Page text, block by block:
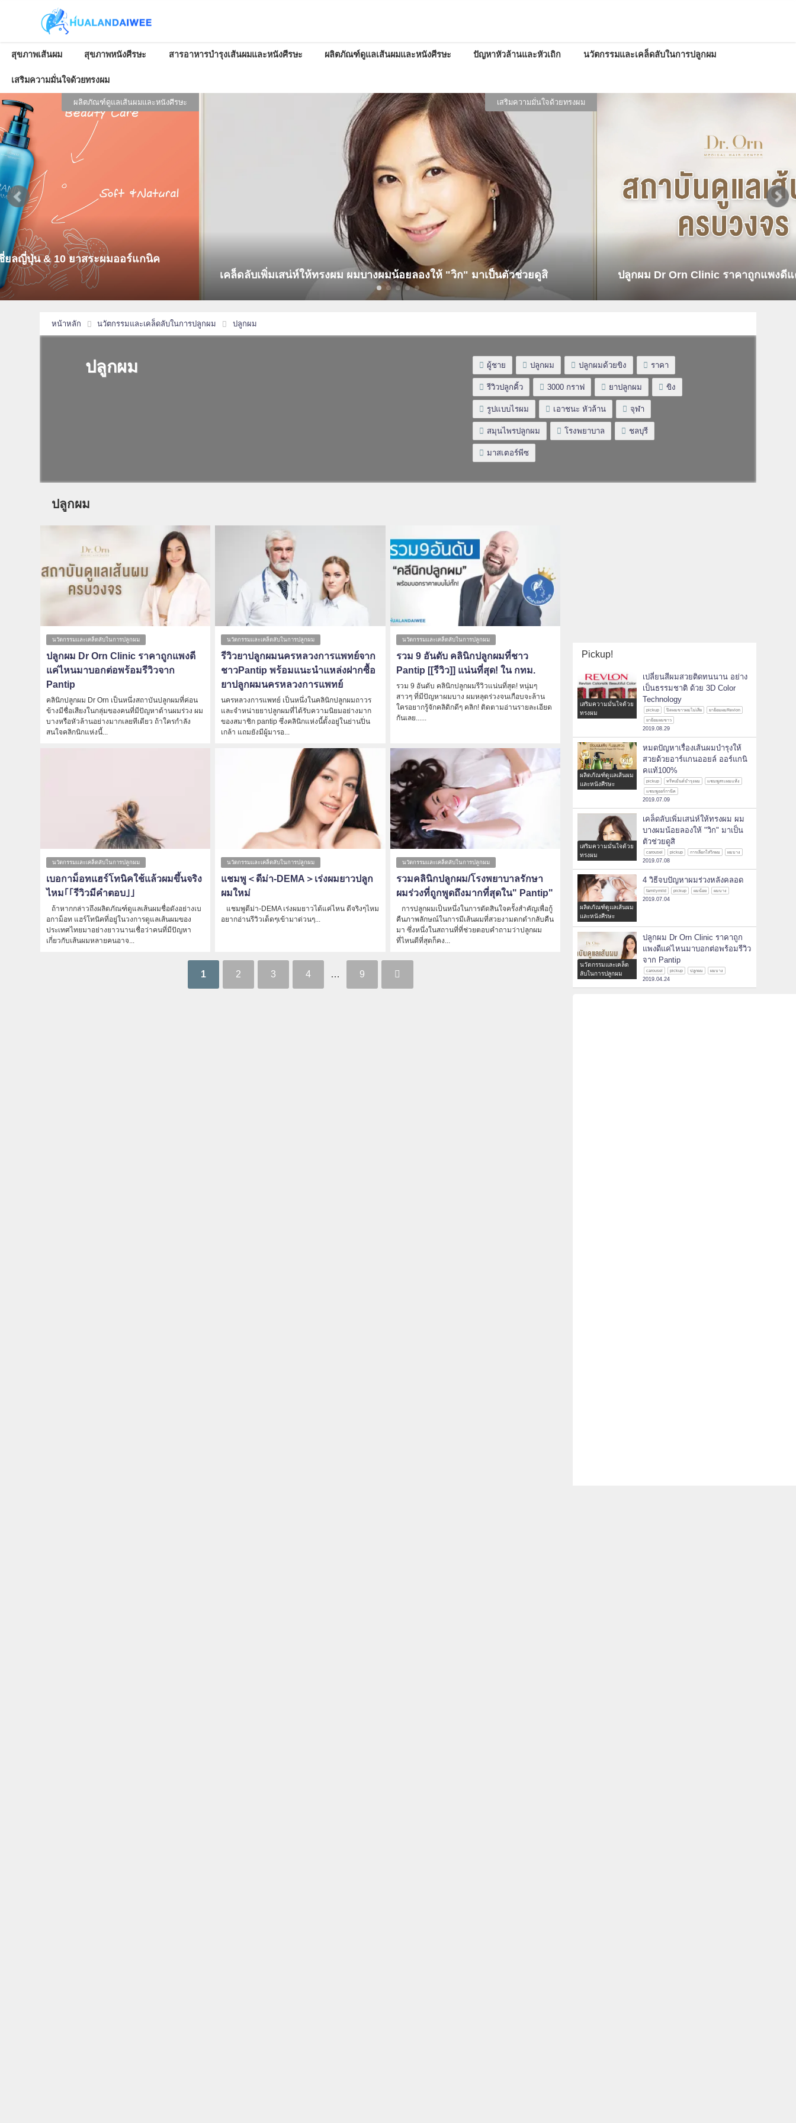
สุขภาพเส้นผม สุขภาพหนังศีรษะ สารอาหารบำรุงเส้นผมและหนังศีรษะ ผลิตภัณฑ์ดูแลเส้นผมและหนังศีรษะ ปัญหาหัวล้านและหัวเถิก นวัตกรรมและเคล็ดลับในการปลูกผม
เสริมความมั่นใจด้วยทรงผม
ผลิตภัณฑ์ดูแลเส้นผมและหนังศีรษะ
ยลญี่ปุ่น & 10 ยาสระผมออร์แกนิค
เสริมความมั่นใจด้วยทรงผม
เคล็ดลับเพิ่มเสน่ห์ให้ทรงผม ผมบางผมน้อยลองให้ "วิก" มาเป็นตัวช่วยดูสิ ปลูกผม Dr Orn Clinic ราคาถูกแพงดี
หน้าหลัก นวัตกรรมและเคล็ดลับในการปลูกผม ปลูกผม
ปลูกผม ผู้ชาย ปลูกผม ปลูกผมด้วยขิง ราคา
รีวิวปลูกคิ้ว 3000 กราฟ ยาปลูกผม ขิง
รูปแบบไรผม เอาชนะ หัวล้าน จุฬา
สมุนไพรปลูกผม โรงพยาบาล ชลบุรี
มาสเตอร์พีซ
ปลูกผม
นวัตกรรมและเคล็ดลับในการปลูกผม
ปลูกผม Dr Orn Clinic ราคาถูกแพงดี
แค่ไหนมาบอกต่อพร้อมรีวิวจาก
Pantip
คลินิกปลูกผม Dr Orn เป็นหนึ่งสถาบันปลูกผมที่ค่อน
ข้างมีชื่อเสียงในกลุ่มของคนที่มีปัญหาด้านผมร่วง ผม
บางหรือหัวล้านอย่างมากเลยทีเดียว ถ้าใครกำลัง
สนใจคลิกนิกแห่งนี้...
นวัตกรรมและเคล็ดลับในการปลูกผม
รีวิวยาปลูกผมนครหลวงการแพทย์จาก
ชาวPantip พร้อมแนะนำแหล่งฝากซื้อ
ยาปลูกผมนครหลวงการแพทย์
นครหลวงการแพทย์ เป็นหนึ่งในคลินิกปลูกผมถาวร
และจำหน่ายยาปลูกผมที่ได้รับความนิยมอย่างมาก
ของสมาชิก pantip ซึ่งคลินิกแห่งนี้ตั้งอยู่ในย่านปิ่น
เกล้า แถมยังมีผู้มารอ...
นวัตกรรมและเคล็ดลับในการปลูกผม
รวม 9 อันดับ คลินิกปลูกผมที่ชาว
Pantip [[รีวิว]] แน่นที่สุด! ใน กทม.
รวม 9 อันดับ คลินิกปลูกผมรีวิวแน่นที่สุด! หนุ่มๆ
สาวๆ ที่มีปัญหาผมบาง ผมหลุดร่วงจนเกือบจะล้าน
ใครอยากรู้จักคลิดิกดีๆ คลิก! ติดตามอ่านรายละเอียด
กันเลย......
นวัตกรรมและเคล็ดลับในการปลูกผม
เบอกาม็อทแฮร์โทนิคใช้แล้วผมขึ้นจริง
ไหม｢｢รีวิวมีคำตอบ｣｣
ถ้าหากกล่าวถึงผลิตภัณฑ์ดูแลเส้นผมชื่อดังอย่างเบ
อกาม็อท แฮร์โทนิคที่อยู่ในวงการดูแลเส้นผมของ
ประเทศไทยมาอย่างยาวนานเชื่อว่าคนที่มีปัญหา
เกี่ยวกับเส้นผมหลายคนอาจ...
นวัตกรรมและเคล็ดลับในการปลูกผม
แชมพู＜ดีม่า-DEMA＞เร่งผมยาวปลูก
ผมใหม่
แชมพูดีม่า-DEMA เร่งผมยาวได้แค่ไหน ดีจริงๆไหม
อยากอ่านรีวิวเด็ดๆเข้ามาด่วนๆ...
นวัตกรรมและเคล็ดลับในการปลูกผม
รวมคลินิกปลูกผม/โรงพยาบาลรักษา
ผมร่วงที่ถูกพูดถึงมากที่สุดใน" Pantip"
การปลูกผมเป็นหนึ่งในการตัดสินใจครั้งสำคัญเพื่อกู้
คืนภาพลักษณ์ในการมีเส้นผมที่สวยงามดกดำกลับคืน
มา ซึ่งหนึ่งในสถานที่ที่ช่วยตอบคำถามว่าปลูกผม
ที่ไหนดีที่สุดก็คง...
1 2 3 4 … 9
Pickup!
เสริมความมั่นใจด้วย
ทรงผม
เปลี่ยนสีผมสวยติดทนนาน อย่าง
เป็นธรรมชาติ ด้วย 3D Color
Technology
pickup ปิดผมขาวผมไม่เสีย
ยาย้อมผมRevlon
ยาย้อมผมขาว
2019.08.29
ผลิตภัณฑ์ดูแลเส้นผม
และหนังศีรษะ
หมดปัญหาเรื่องเส้นผมบำรุงให้
สวยด้วยอาร์แกนออยล์ ออร์แกนิ
คแท้100%
pickup ทรีทเม้นต์บำรุงผม
แชมพูสระผมแห้ง
แชมพูออร์กานิค
2019.07.09
เสริมความมั่นใจด้วย
ทรงผม
เคล็ดลับเพิ่มเสน่ห์ให้ทรงผม ผม
บางผมน้อยลองให้ "วิก" มาเป็น
ตัวช่วยดูสิ
carousel pickup การเลือกใส่วิกผม ผมบาง
2019.07.08
ผลิตภัณฑ์ดูแลเส้นผม
และหนังศีรษะ
4 วิธีจบปัญหาผมร่วงหลังคลอด
familymild pickup ผมน้อย ผมบาง
2019.07.04
นวัตกรรมและเคล็ด
ลับในการปลูกผม
ปลูกผม Dr Orn Clinic ราคาถูก
แพงดีแค่ไหนมาบอกต่อพร้อมรีวิว
จาก Pantip
carousel pickup ปลูกผม ผมบาง
2019.04.24